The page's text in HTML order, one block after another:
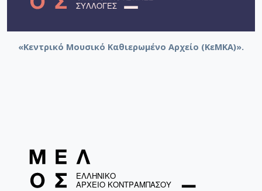
«Κεντρικό Μουσικό Καθιερωμένο Αρχείο (ΚεΜΚΑ)».